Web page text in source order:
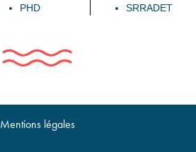
PHD
SRRADET
Mentions légales